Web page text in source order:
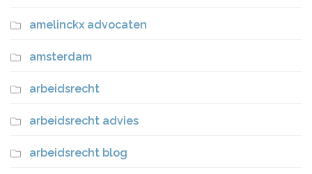
amelinckx advocaten
amsterdam
arbeidsrecht
arbeidsrecht advies
arbeidsrecht blog